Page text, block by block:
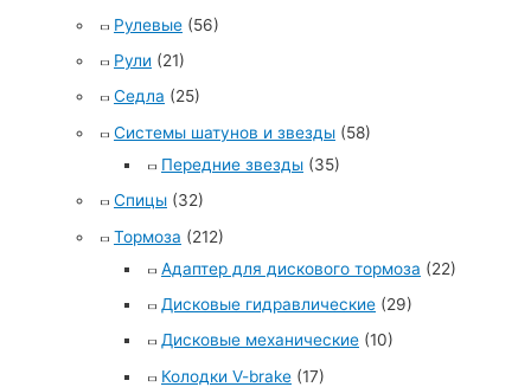
Рулевые (56)
Рули (21)
Седла (25)
Системы шатунов и звезды (58)
Передние звезды (35)
Спицы (32)
Тормоза (212)
Адаптер для дискового тормоза (22)
Дисковые гидравлические (29)
Дисковые механические (10)
Колодки V-brake (17)